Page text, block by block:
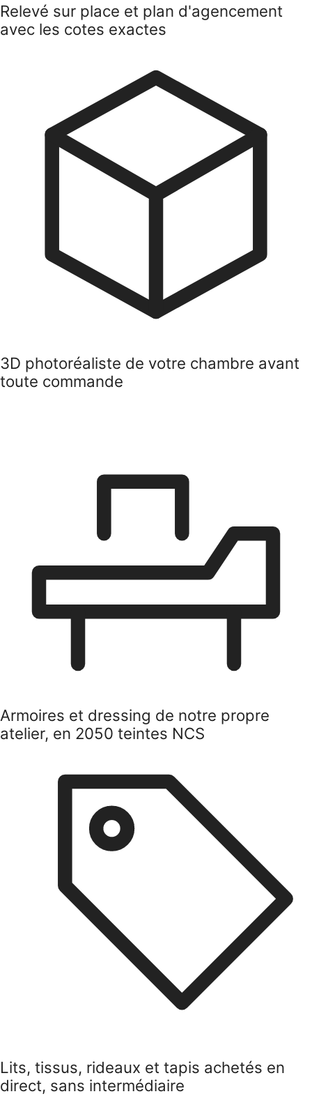
Relevé sur place et plan d'agencement
avec les cotes exactes
3D photoréaliste de votre chambre avant
toute commande
Armoires et dressing de notre propre
atelier, en 2050 teintes NCS
Lits, tissus, rideaux et tapis achetés en
direct, sans intermédiaire